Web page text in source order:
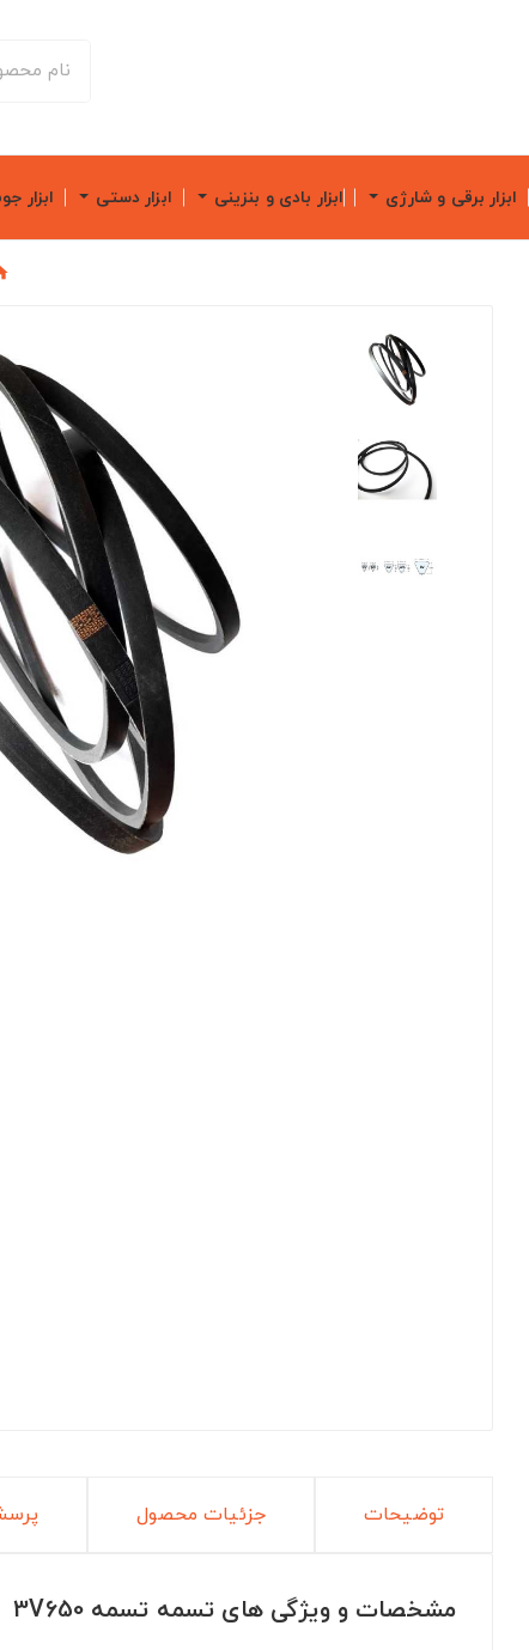
ابزار برقی و شارژی ابزار بادی و بنزینی ابزار دستی ابزار
توضیحات جزئیات محصول
مشخصات و ویژگی های تسمه تسمه 3V650